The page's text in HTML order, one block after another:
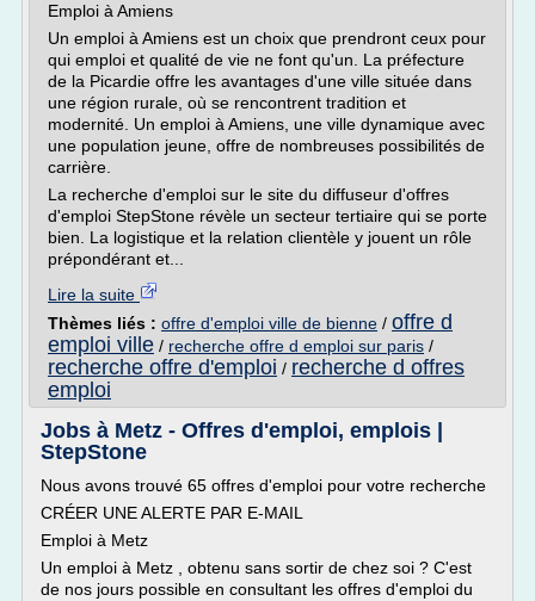
Emploi à Amiens
Un emploi à Amiens est un choix que prendront ceux pour
qui emploi et qualité de vie ne font qu'un. La préfecture
de la Picardie offre les avantages d'une ville située dans
une région rurale, où se rencontrent tradition et
modernité. Un emploi à Amiens, une ville dynamique avec
une population jeune, offre de nombreuses possibilités de
carrière.
La recherche d'emploi sur le site du diffuseur d'offres
d'emploi StepStone révèle un secteur tertiaire qui se porte
bien. La logistique et la relation clientèle y jouent un rôle
prépondérant et...
Lire la suite
Thèmes liés : offre d'emploi ville de bienne / offre d
emploi ville / recherche offre d emploi sur paris /
recherche offre d'emploi / recherche d offres
emploi
Jobs à Metz - Offres d'emploi, emplois |
StepStone
Nous avons trouvé 65 offres d'emploi pour votre recherche
CRÉER UNE ALERTE PAR E-MAIL
Emploi à Metz
Un emploi à Metz , obtenu sans sortir de chez soi ? C'est
de nos jours possible en consultant les offres d'emploi du